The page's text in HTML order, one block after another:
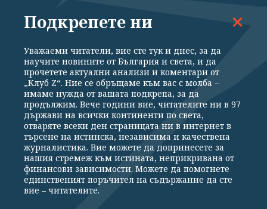
СПОРТ КУЛТУРА ТЕХНОЛОГИИ КАЛЕЙДОСКОП
Общи условия
Политика за поверителност
Реклама
Партньори Контакти
За Клуб Z
Екип
Подкрепете ни
Издател на www.clubz.bg е „Клуб Зебра Медия“ ЕООД, София, ул. "Алеко
Константинов" 3. Всички права запазени 2026 „Клуб Зебра Медия“
Подкрепете ни
Уважаеми читатели, вие сте тук и днес, за да
научите новините от България и света, и да
прочетете актуални анализи и коментари от
„Клуб Z“. Ние се обръщаме към вас с молба –
имаме нужда от вашата подкрепа, за да
продължим. Вече години вие, читателите ни в 97
държави на всички континенти по света,
отваряте всеки ден страницата ни в интернет в
търсене на истинска, независима и качествена
журналистика. Вие можете да допринесете за
нашия стремеж към истината, неприкривана от
финансови зависимости. Можете да помогнете
единственият поръчител на съдържание да сте
вие – читателите.